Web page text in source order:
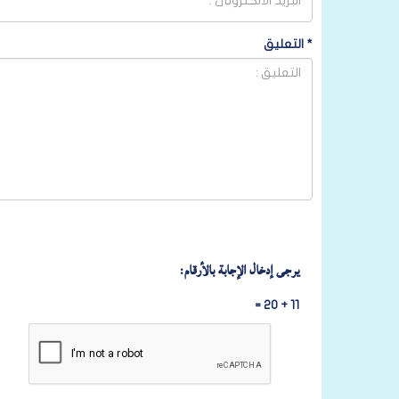
* التعليق
يرجى إدخال الإجابة بالأرقام:
11 + 20 =